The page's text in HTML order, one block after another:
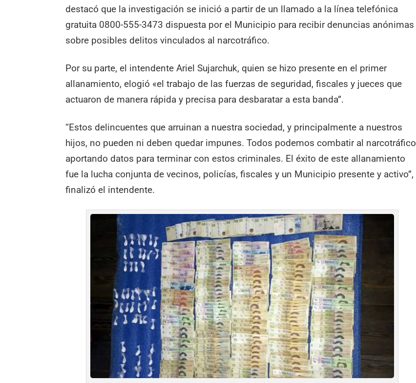
destacó que la investigación se inició a partir de un llamado a la línea telefónica
gratuita 0800-555-3473 dispuesta por el Municipio para recibir denuncias anónimas
sobre posibles delitos vinculados al narcotráfico.
Por su parte, el intendente Ariel Sujarchuk, quien se hizo presente en el primer
allanamiento, elogió «el trabajo de las fuerzas de seguridad, fiscales y jueces que
actuaron de manera rápida y precisa para desbaratar a esta banda”.
“Estos delincuentes que arruinan a nuestra sociedad, y principalmente a nuestros
hijos, no pueden ni deben quedar impunes. Todos podemos combatir al narcotráfico
aportando datos para terminar con estos criminales. El éxito de este allanamiento
fue la lucha conjunta de vecinos, policías, fiscales y un Municipio presente y activo”,
finalizó el intendente.